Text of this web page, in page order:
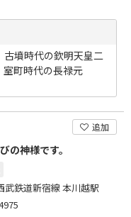
墳時代の欽明天皇二
町時代の長禄元
追加
の神様です。
鉄道新宿線 本川越駅